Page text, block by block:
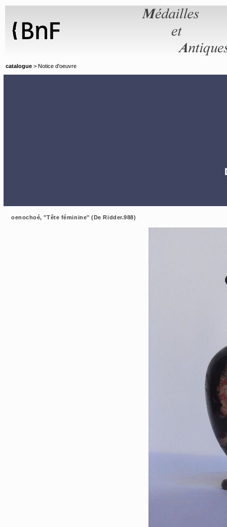
catalogue > Notice d'oeuvre
oenochoé, "Tête féminine" (De Ridder.988)